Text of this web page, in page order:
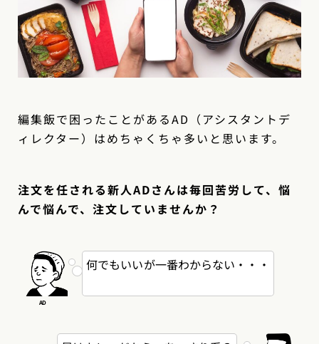
編集飯で困ったことがあるAD（アシスタントデ
ィレクター）はめちゃくちゃ多いと思います。
注文を任される新人ADさんは毎回苦労して、悩
んで悩んで、注文していませんか？
何でもいいが一番わからない・・・